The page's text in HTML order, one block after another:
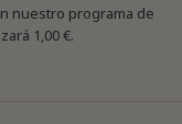
nuestro programa de
1,00 €.